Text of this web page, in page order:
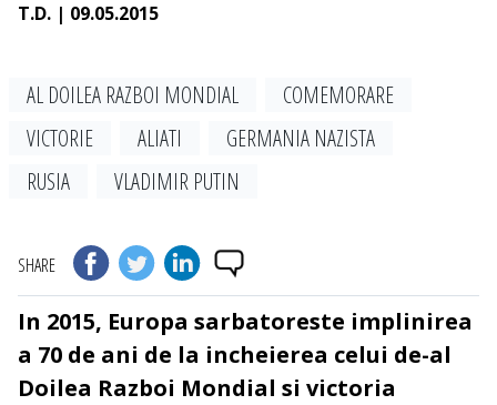
T.D. | 09.05.2015
AL DOILEA RAZBOI MONDIAL
COMEMORARE
VICTORIE
ALIATI
GERMANIA NAZISTA
RUSIA
VLADIMIR PUTIN
SHARE
In 2015, Europa sarbatoreste implinirea
a 70 de ani de la incheierea celui de-al
Doilea Razboi Mondial si victoria